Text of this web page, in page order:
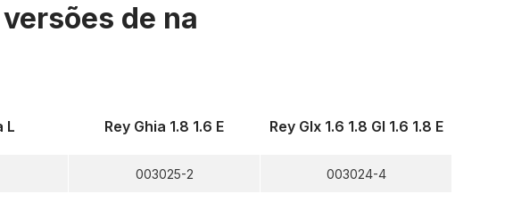
de na
L Rey Ghia 1.8 1.6 E
003025-2
Rey Glx 1.6 1.8 Gl 1.6 1.8 E
003024-4